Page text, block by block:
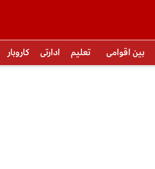
بین اقوامی تعلیم ادارتی کاروبار